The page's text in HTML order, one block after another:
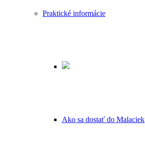
Praktické informácie
Ako sa dostať do Malaciek